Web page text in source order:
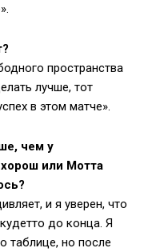
пространства
лучше, тот
в этом матче».
чем у
или Мотта
и я уверен, что
до конца. Я
таблице, но после